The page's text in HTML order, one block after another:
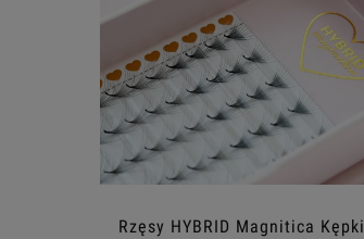
Rzęsy HYBRID Magnitica Kępki